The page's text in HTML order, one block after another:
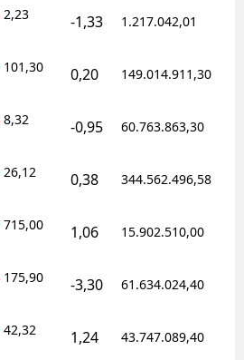
2,23 -1,33 1.217.042,01
101,30 0,20 149.014.911,30
8,32 -0,95 60.763.863,30
26,12 0,38 344.562.496,58
715,00 1,06 15.902.510,00
175,90 -3,30 61.634.024,40
42,32 1,24 43.747.089,40